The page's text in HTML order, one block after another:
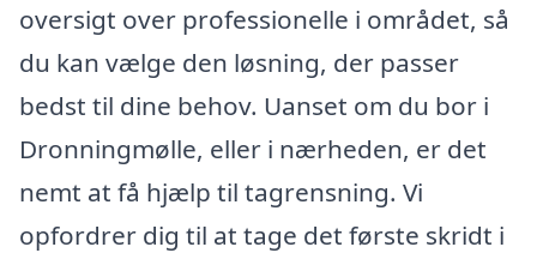
oversigt over professionelle i området, så
du kan vælge den løsning, der passer
bedst til dine behov. Uanset om du bor i
Dronningmølle, eller i nærheden, er det
nemt at få hjælp til tagrensning. Vi
opfordrer dig til at tage det første skridt i